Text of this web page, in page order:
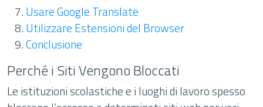
Usare Google Translate
Utilizzare Estensioni del Browser
Conclusione
Perché i Siti Vengono Bloccati
Le istituzioni scolastiche e i luoghi di lavoro spesso